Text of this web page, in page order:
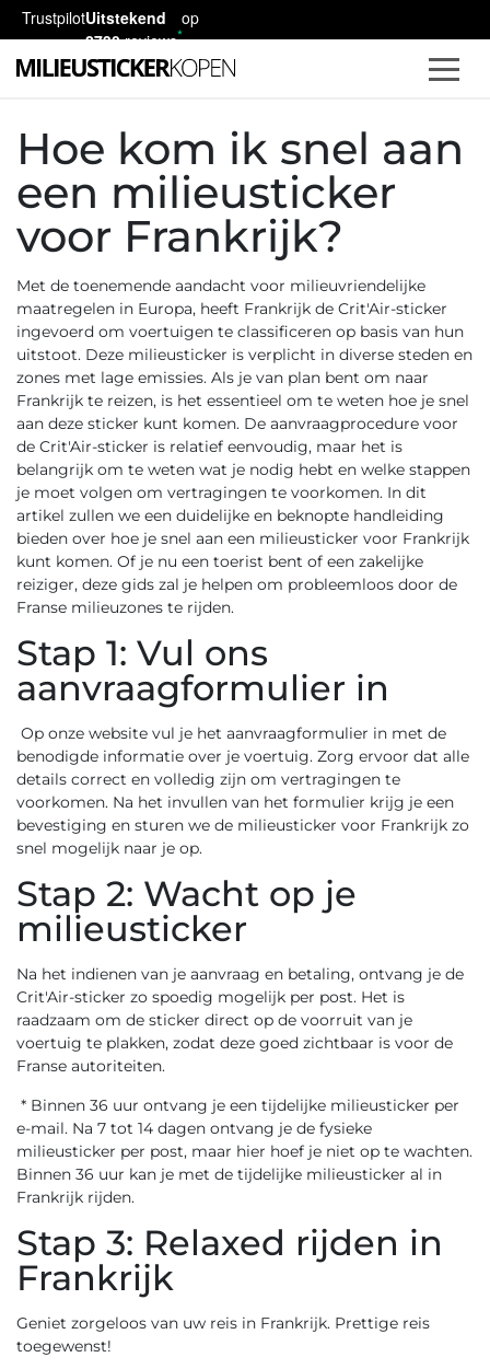
TrustpilotUitstekend
2730reviews
op
Hoe kom ik snel aan
een milieusticker
voor Frankrijk?
Met de toenemende aandacht voor milieuvriendelijke
maatregelen in Europa, heeft Frankrijk de Crit'Air-sticker
ingevoerd om voertuigen te classificeren op basis van hun
uitstoot. Deze milieusticker is verplicht in diverse steden en
zones met lage emissies. Als je van plan bent om naar
Frankrijk te reizen, is het essentieel om te weten hoe je snel
aan deze sticker kunt komen. De aanvraagprocedure voor
de Crit'Air-sticker is relatief eenvoudig, maar het is
belangrijk om te weten wat je nodig hebt en welke stappen
je moet volgen om vertragingen te voorkomen. In dit
artikel zullen we een duidelijke en beknopte handleiding
bieden over hoe je snel aan een milieusticker voor Frankrijk
kunt komen. Of je nu een toerist bent of een zakelijke
reiziger, deze gids zal je helpen om probleemloos door de
Franse milieuzones te rijden.
Stap 1: Vul ons
aanvraagformulier in
Op onze website vul je het aanvraagformulier in met de
benodigde informatie over je voertuig. Zorg ervoor dat alle
details correct en volledig zijn om vertragingen te
voorkomen. Na het invullen van het formulier krijg je een
bevestiging en sturen we de milieusticker voor Frankrijk zo
snel mogelijk naar je op.
Stap 2: Wacht op je
milieusticker
Na het indienen van je aanvraag en betaling, ontvang je de
Crit'Air-sticker zo spoedig mogelijk per post. Het is
raadzaam om de sticker direct op de voorruit van je
voertuig te plakken, zodat deze goed zichtbaar is voor de
Franse autoriteiten.
* Binnen 36 uur ontvang je een tijdelijke milieusticker per
e-mail. Na 7 tot 14 dagen ontvang je de fysieke
milieusticker per post, maar hier hoef je niet op te wachten.
Binnen 36 uur kan je met de tijdelijke milieusticker al in
Frankrijk rijden.
Stap 3: Relaxed rijden in
Frankrijk
Geniet zorgeloos van uw reis in Frankrijk. Prettige reis
toegewenst!